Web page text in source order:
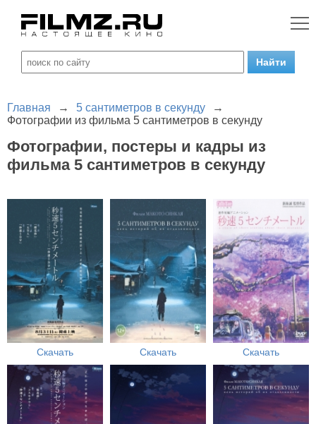
Главная → 5 сантиметров в секунду
→
Фотографии из фильма 5 сантиметров в секунду
Фотографии, постеры и кадры из
фильма 5 сантиметров в секунду
Скачать Скачать Скачать